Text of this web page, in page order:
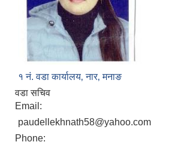
१ नं‍‍. वडा कार्यालय‚ नार‚ मनाङ
वडा सचिव
Email:
paudellekhnath58@yahoo.com
Phone: